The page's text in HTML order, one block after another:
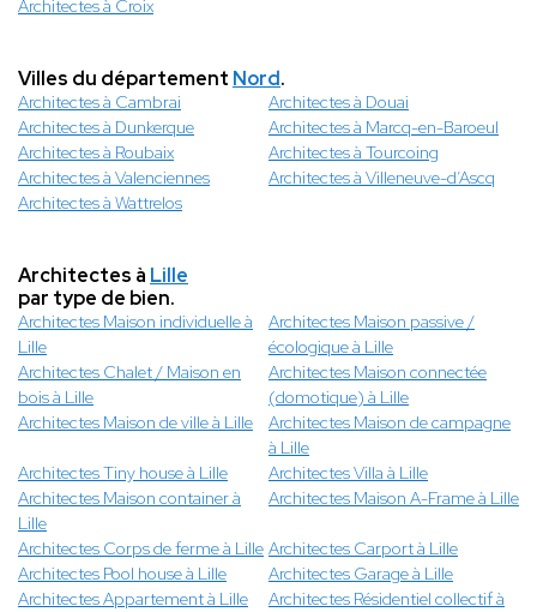
Architectes à Croix
Villes du département Nord.
Architectes à Cambrai
Architectes à Douai
Architectes à Dunkerque
Architectes à Marcq-en-Baroeul
Architectes à Roubaix
Architectes à Tourcoing
Architectes à Valenciennes
Architectes à Villeneuve-d’Ascq
Architectes à Wattrelos
Architectes à Lille
par type de bien.
Architectes Maison individuelle à
Lille
Architectes Maison passive /
écologique à Lille
Architectes Chalet / Maison en
bois à Lille
Architectes Maison connectée
(domotique) à Lille
Architectes Maison de ville à Lille
Architectes Maison de campagne
à Lille
Architectes Tiny house à Lille
Architectes Villa à Lille
Architectes Maison container à
Lille
Architectes Maison A-Frame à Lille
Architectes Corps de ferme à Lille Architectes Carport à Lille
Architectes Pool house à Lille
Architectes Garage à Lille
Architectes Appartement à Lille
Architectes Résidentiel collectif à